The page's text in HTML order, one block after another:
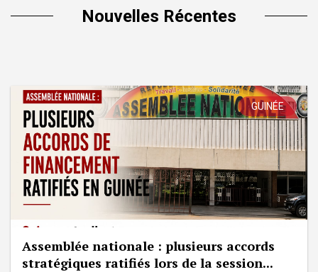
Nouvelles Récentes
GUINÉE
Assemblée nationale : plusieurs accords
stratégiques ratifiés lors de la session...